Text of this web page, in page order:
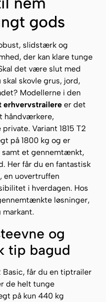
gods
slidstærk og
der kan klare tunge
det være slut med
skovle grus, jord,
Modellerne i den
erhvervstrailere er det
håndværkere,
Variant 1815 T2
på 1800 kg og er
et gennemtænkt,
Her får du en fantastisk
en uovertruffen
i hverdagen. Hos
løsninger,
og
tip bagud
Basic, får du en tiptrailer
de helt tunge
på kun 440 kg